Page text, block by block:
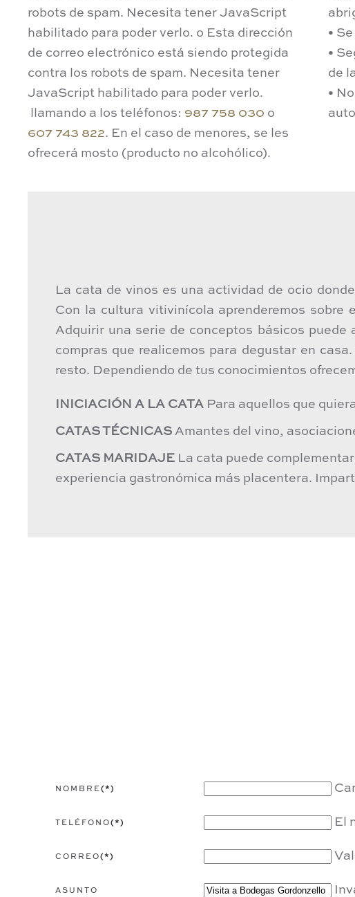
robots de spam. Necesita tener JavaScript
habilitado para poder verlo. o Esta dirección
de correo electrónico está siendo protegida
contra los robots de spam. Necesita tener
JavaScript habilitado para poder verlo.
llamando a los teléfonos: 987 758 030 o
607 743 822. En el caso de menores, se les
ofrecerá mosto (producto no alcohólico).
•
•
de
•
La cata de vinos es una actividad de ocio
Con la cultura vitivinícola aprenderemos sobre
Adquirir una serie de conceptos básicos
compras que realicemos para degustar en
resto. Dependiendo de tus conocimientos
INICIACIÓN A LA CATA Para aquellos que
CATAS TÉCNICAS Amantes del vino,
CATAS MARIDAJE La cata puede
experiencia gastronómica más placentera.
NOMBRE(*)
TELÉFONO(*) El
CORREO(*)
ASUNTO